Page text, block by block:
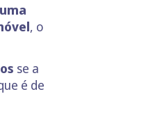
, o
se a
é de